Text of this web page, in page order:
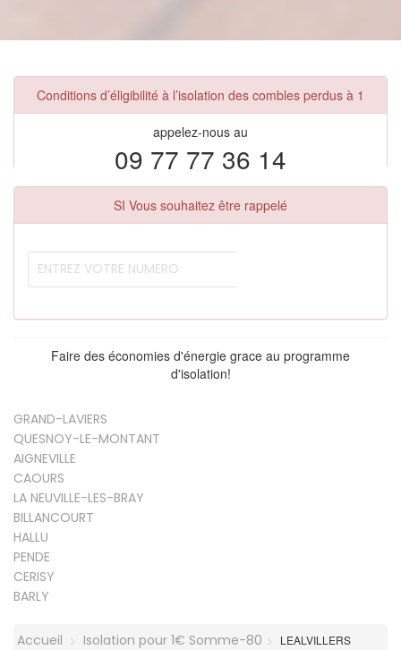
Conditions d’éligibilité à l’isolation des combles perdus à 1
appelez-nous au
09 77 77 36 14
SI Vous souhaitez être rappelé
Faire des économies d'énergie grace au programme
d'isolation!
GRAND-LAVIERS
QUESNOY-LE-MONTANT
AIGNEVILLE
CAOURS
LA NEUVILLE-LES-BRAY
BILLANCOURT
HALLU
PENDE
CERISY
BARLY
Accueil Isolation pour 1€ Somme-80 LEALVILLERS